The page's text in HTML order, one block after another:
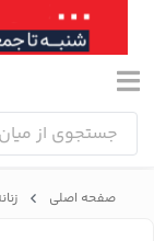
صفحه اصلی